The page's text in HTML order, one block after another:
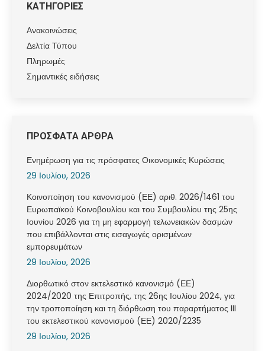
ΚΑΤΗΓΟΡΙΕΣ
Ανακοινώσεις
Δελτία Τύπου
Πληρωμές
Σημαντικές ειδήσεις
ΠΡΟΣΦΑΤΑ ΑΡΘΡΑ
Ενημέρωση για τις πρόσφατες Οικονομικές Κυρώσεις
29 Ιουλίου, 2026
Κοινοποίηση του κανονισμού (ΕΕ) αριθ. 2026/1461 του
Ευρωπαϊκού Κοινοβουλίου και του Συμβουλίου της 25ης
Ιουνίου 2026 για τη μη εφαρμογή τελωνειακών δασμών
που επιβάλλονται στις εισαγωγές ορισμένων
εμπορευμάτων
29 Ιουλίου, 2026
Διορθωτικό στον εκτελεστικό κανονισμό (ΕΕ)
2024/2020 της Επιτροπής, της 26ης Ιουλίου 2024, για
την τροποποίηση και τη διόρθωση του παραρτήματος III
του εκτελεστικού κανονισμού (ΕΕ) 2020/2235
29 Ιουλίου, 2026